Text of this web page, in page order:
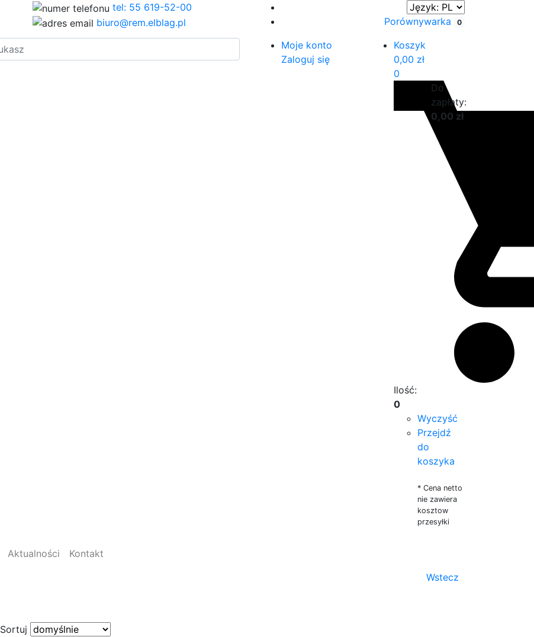
tel: 55 619-52-00
biuro@rem.elblag.pl
Porównywarka 0
Moje konto
Zaloguj się
Koszyk
0,00 zł
0
Ilość:
0
Do
zapłaty:
0,00 zł
Wyczyść
Przejdź
do
koszyka
* Cena netto
nie zawiera
kosztow
przesyłki
Aktualności
Kontakt
Wstecz
Sortuj